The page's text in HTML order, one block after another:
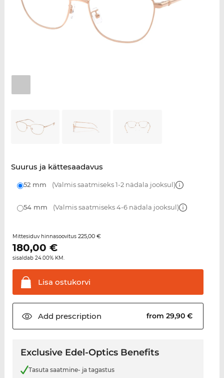
Suurus ja kättesaadavus
52 mm (Valmis saatmiseks 1-2 nädala jooksul)
54 mm (Valmis saatmiseks 4-6 nädala jooksul)
Mittesiduv hinnasoovitus 225,00 €
180,00 €
sisaldab 24.00% KM.
Lisa ostukorvi
Add prescription from 29,90 €
Exclusive Edel-Optics Benefits
Tasuta saatmine- ja tagastus